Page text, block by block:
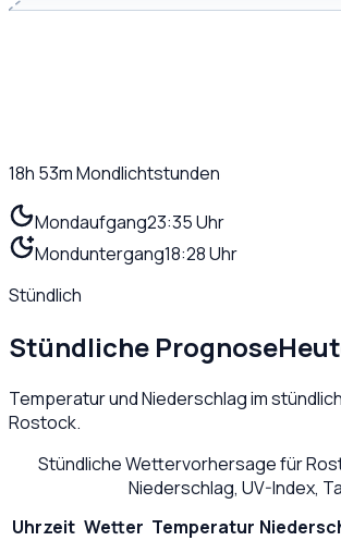
18h 53mMondlichtstunden
Mondaufgang23:35 Uhr
Monduntergang18:28 Uhr
Stündlich
Stündliche Prognose
Temperatur und Niederschlag im
Rostock.
Stündliche Wettervorhersage für
Niederschlag, UV-Index,
Uhrzeit Wetter Temperatur